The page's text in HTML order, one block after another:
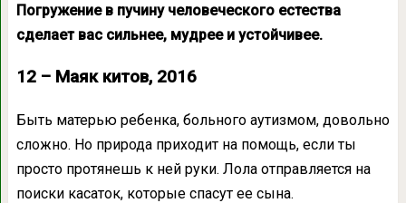
Погружение в пучину человеческого естества
сделает вас сильнее, мудрее и устойчивее.
12 – Маяк китов, 2016
Быть матерью ребенка, больного аутизмом, довольно
сложно. Но природа приходит на помощь, если ты
просто протянешь к ней руки. Лола отправляется на
поиски касаток, которые спасут ее сына.